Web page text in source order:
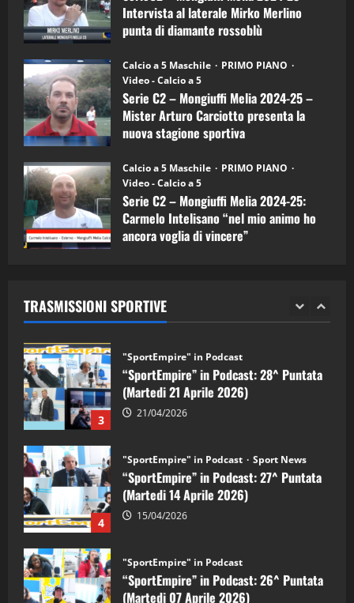
Arturo
Carciotto
(Mongiuffi
Intervista al laterale Mirko Merlino
punta di diamante rossoblù
Calcio a 5 Maschile
PRIMO PIANO
Video - Calcio a 5
Serie C2 – Mongiuffi Melia 2024-25 –
Mister Arturo Carciotto presenta la
nuova stagione sportiva
Calcio a 5 Maschile
PRIMO PIANO
Video - Calcio a 5
Serie C2 – Mongiuffi Melia 2024-25:
Carmelo Intelisano “nel mio animo ho
ancora voglia di vincere”
TRASMISSIONI SPORTIVE
4
5
“SportEmpire” in Podcast: 26^ Puntata
(Martedi 07 Aprile 2026)
08/04/2026
1
“SportEmpire” in Podcast: 30^ Puntata
(Martedi 05 Maggio 2026)
08/05/2026
2 28/04/2026
3
"SportEmpire" in Podcast
“SportEmpire” in Podcast: 28^ Puntata
(Martedi 21 Aprile 2026)
21/04/2026
4
"SportEmpire" in Podcast Sport News
“SportEmpire” in Podcast: 27^ Puntata
(Martedi 14 Aprile 2026)
15/04/2026
"SportEmpire" in Podcast
“SportEmpire” in Podcast: 26^ Puntata
(Martedi 07 Aprile 2026)